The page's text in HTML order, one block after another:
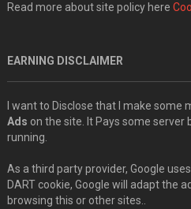
Read more about site policy here
EARNING DISCLAIMER
I want to Disclose that I make some
Ads on the site. It Pays some server
running.
As a third party provider, Google
DART cookie, Google will adapt the
browsing this or other sites..